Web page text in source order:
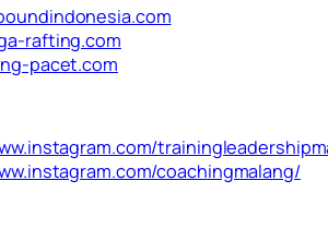
rafting.com
pacet.com
coachingmalang/